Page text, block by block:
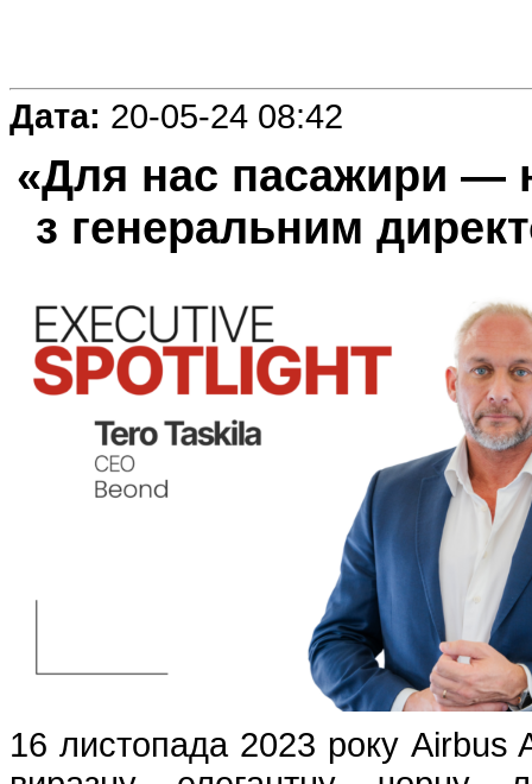
Дата: 20-05-24 08:42
«Для нас пасажири —
з генеральним
16 листопада 2023 року